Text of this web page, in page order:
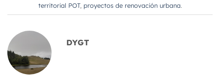
territorial POT, proyectos de renovación urbana.
DYGT